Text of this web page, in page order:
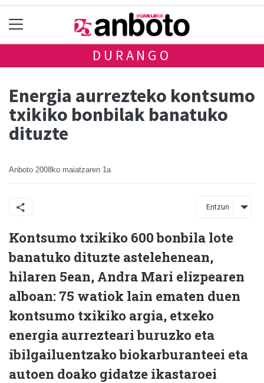
DURANGO
Energia aurrezteko kontsumo
txikiko bonbilak banatuko
dituzte
Anboto 2008ko maiatzaren 1a
Entzun
Kontsumo txikiko 600 bonbila lote
banatuko dituzte astelehenean,
hilaren 5ean, Andra Mari elizpearen
alboan: 75 watiok lain ematen duen
kontsumo txikiko argia, etxeko
energia aurrezteari buruzko eta
ibilgailuentzako biokarburanteei eta
autoen doako gidatze ikastaroei